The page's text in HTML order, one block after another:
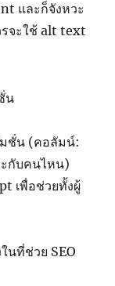
และก็จังหวะ
จะใช้ alt text
มชั่น (คอลัมน์:
ะกับคนไหน)
เพื่อช่วยทั้งผู้
ที่ช่วย SEO